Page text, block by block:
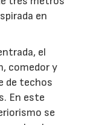
en
el
comedor y
de techos
En este
se